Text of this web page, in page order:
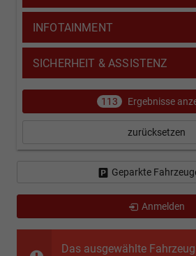
Das ausgewählte
INFOTAINMENT
SICHERHEIT & ASSISTENZ
113 Ergebnisse
zurücksetzen
Geparkte
Anmelden